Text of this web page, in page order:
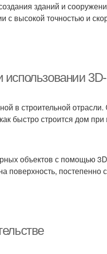
зданий и
с высокой точностью и
использовании
в строительной
быстро строится дом
объектов с помощью
поверхность, постепенно